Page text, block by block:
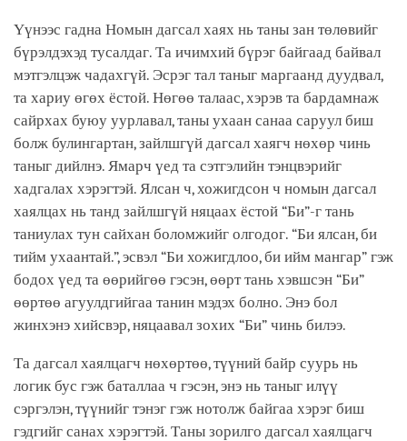
Үүнээс гадна Номын дагсал хаях нь таны зан төлөвийг
бүрэлдэхэд тусалдаг. Та ичимхий бүрэг байгаад байвал
мэтгэлцэж чадахгүй. Эсрэг тал таныг маргаанд дуудвал,
та хариу өгөх ёстой. Нөгөө талаас, хэрэв та бардамнаж
сайрхах буюу уурлавал, таны ухаан санаа саруул биш
болж булингартан, зайлшгүй дагсал хаягч нөхөр чинь
таныг дийлнэ. Ямарч үед та сэтгэлийн тэнцвэрийг
хадгалах хэрэгтэй. Ялсан ч, хожигдсон ч номын дагсал
хаялцах нь танд зайлшгүй няцаах ёстой “Би”-г тань
таниулах тун сайхан боломжийг олгодог. “Би ялсан, би
тийм ухаантай.”, эсвэл “Би хожигдлоо, би ийм мангар” гэж
бодох үед та өөрийгөө гэсэн, өөрт тань хэвшсэн “Би”
өөртөө агуулдгийгаа танин мэдэх болно. Энэ бол
жинхэнэ хийсвэр, няцаавал зохих “Би” чинь билээ.
Та дагсал хаялцагч нөхөртөө, түүний байр суурь нь
логик бус гэж баталлаа ч гэсэн, энэ нь таныг илүү
сэргэлэн, түүнийг тэнэг гэж нотолж байгаа хэрэг биш
гэдгийг санах хэрэгтэй. Таны зорилго дагсал хаялцагч